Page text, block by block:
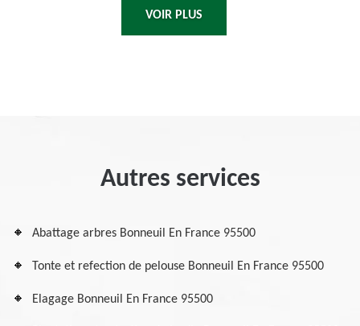
VOIR PLUS
Autres services
Abattage arbres Bonneuil En France 95500
Tonte et refection de pelouse Bonneuil En France 95500
Elagage Bonneuil En France 95500